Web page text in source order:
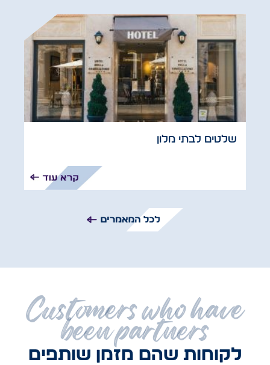
שלטים לבתי מלון
Customers who have
been partners
לקוחות שהם מזמן שותפים